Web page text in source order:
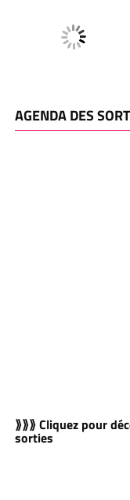
AGENDA DES
⟫⟫⟫ Cliquez pour
sorties